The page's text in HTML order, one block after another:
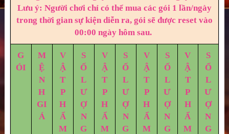
Lưu ý: Người chơi chỉ có thể mua các gói 1 lần/ngày
trong thời gian sự kiện diễn ra, gói sẽ được reset vào
00:00 ngày hôm sau.
G
ÓI
M
Ệ
N
H
GI
Á
V
Ậ
T
P
H
Ẩ
M
S
Ố
L
Ư
Ợ
N
G
V
Ậ
T
P
H
Ẩ
M
S
Ố
L
Ư
Ợ
N
G
V
Ậ
T
P
H
Ẩ
M
S
Ố
L
Ư
Ợ
N
G
V
Ậ
T
P
H
Ẩ
M
S
Ố
L
Ư
Ợ
N
G